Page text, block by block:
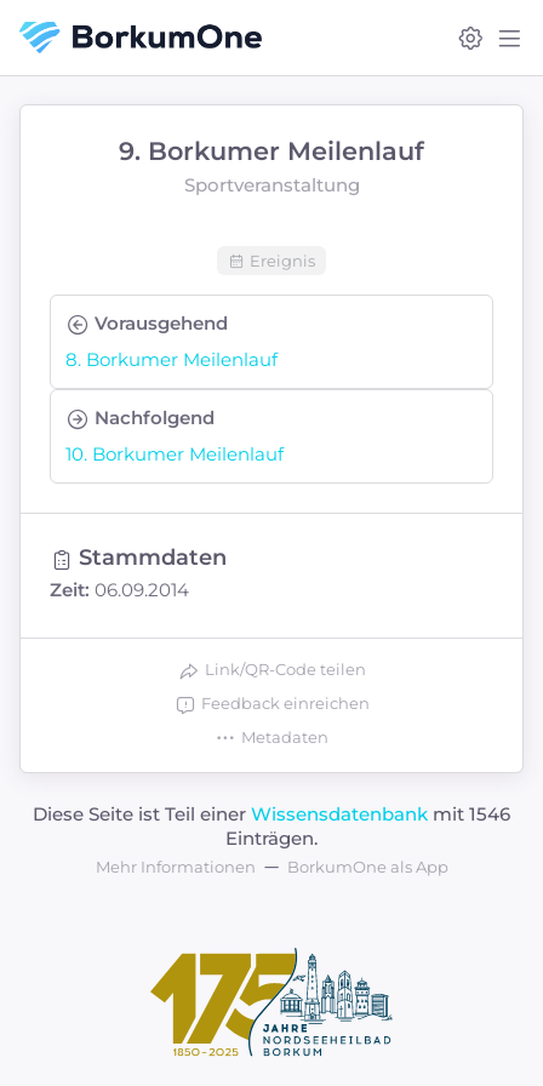
9. Borkumer Meilenlauf
Sportveranstaltung
Ereignis
Vorausgehend
8. Borkumer Meilenlauf
Nachfolgend
10. Borkumer Meilenlauf
Stammdaten
Zeit: 06.09.2014
Link/QR-Code teilen
Feedback einreichen
Metadaten
Diese Seite ist Teil einer Wissensdatenbank mit 1546
Einträgen.
Mehr Informationen BorkumOne als App